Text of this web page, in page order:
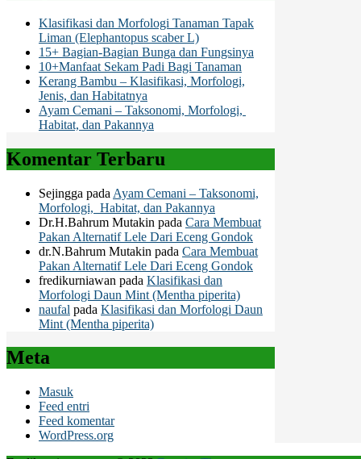
Klasifikasi dan Morfologi Tanaman Tapak
Liman (Elephantopus scaber L)
15+ Bagian-Bagian Bunga dan Fungsinya
10+Manfaat Sekam Padi Bagi Tanaman
Kerang Bambu – Klasifikasi, Morfologi,
Jenis, dan Habitatnya
Ayam Cemani – Taksonomi, Morfologi,
Habitat, dan Pakannya
Komentar Terbaru
Sejingga pada Ayam Cemani – Taksonomi,
Morfologi, Habitat, dan Pakannya
Dr.H.Bahrum Mutakin pada Cara Membuat
Pakan Alternatif Lele Dari Eceng Gondok
dr.N.Bahrum Mutakin pada Cara Membuat
Pakan Alternatif Lele Dari Eceng Gondok
fredikurniawan pada Klasifikasi dan
Morfologi Daun Mint (Mentha piperita)
naufal pada Klasifikasi dan Morfologi Daun
Mint (Mentha piperita)
Meta
Masuk
Feed entri
Feed komentar
WordPress.org